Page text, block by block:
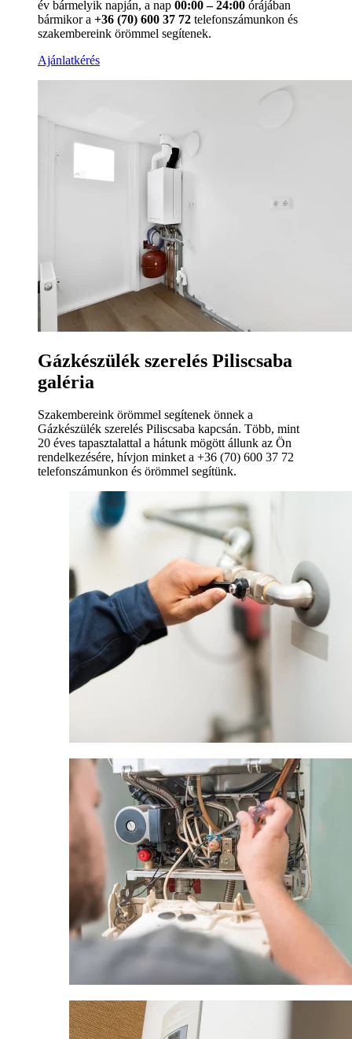
év bármelyik napján, a nap 00:00 – 24:00 órájában
bármikor a +36 (70) 600 37 72 telefonszámunkon és
szakembereink örömmel segítenek.
Ajánlatkérés
Gázkészülék szerelés Piliscsaba
galéria
Szakembereink örömmel segítenek önnek a
Gázkészülék szerelés Piliscsaba kapcsán. Több, mint
20 éves tapasztalattal a hátunk mögött állunk az Ön
rendelkezésére, hívjon minket a +36 (70) 600 37 72
telefonszámunkon és örömmel segítünk.